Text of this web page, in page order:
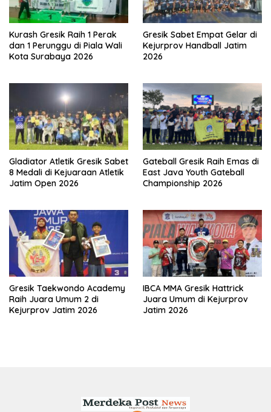
Kurash Gresik Raih 1 Perak
dan 1 Perunggu di Piala Wali
Kota Surabaya 2026
Gresik Sabet Empat Gelar di
Kejurprov Handball Jatim
2026
Gladiator Atletik Gresik Sabet
8 Medali di Kejuaraan Atletik
Jatim Open 2026
Gateball Gresik Raih Emas di
East Java Youth Gateball
Championship 2026
Gresik Taekwondo Academy
Raih Juara Umum 2 di
Kejurprov Jatim 2026
IBCA MMA Gresik Hattrick
Juara Umum di Kejurprov
Jatim 2026